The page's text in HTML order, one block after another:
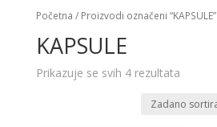
Početna / Proizvodi označeni “KAPSULE”
KAPSULE
Prikazuje se svih 4 rezultata